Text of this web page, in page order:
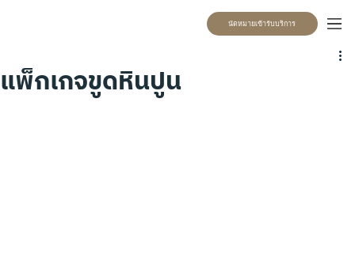
นัดหมายเข้ารับบริการ
แพ็กเกจขูดหินปูน